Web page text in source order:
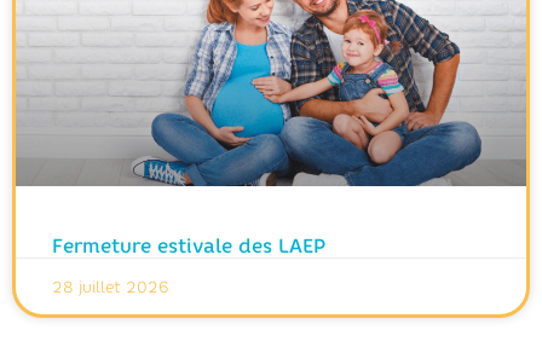
Fermeture estivale des LAEP
28 juillet 2026